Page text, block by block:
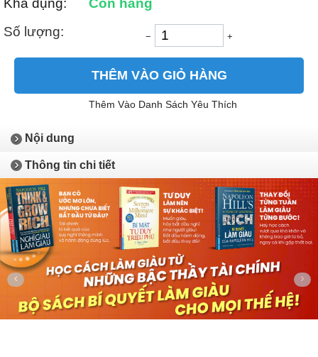
Khả dụng:
Còn hàng
Số lượng:
− +
THÊM VÀO GIỎ HÀNG
Thêm Vào Danh Sách Yêu Thích
Nội dung
Thông tin chi tiết